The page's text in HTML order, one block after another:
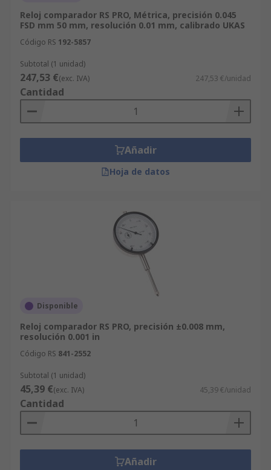
Reloj comparador RS PRO, Métrica, precisión 0.045
FSD mm 50 mm, resolución 0.01 mm, calibrado UKAS
Código RS 192-5857
Subtotal (1 unidad)
247,53 €(exc. IVA) 247,53 €/unidad
Cantidad
Añadir
Hoja de datos
Disponible
Reloj comparador RS PRO, precisión ±0.008 mm,
resolución 0.001 in
Código RS 841-2552
Subtotal (1 unidad)
45,39 €(exc. IVA) 45,39 €/unidad
Cantidad
Añadir